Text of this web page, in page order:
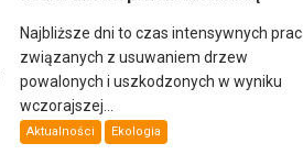
Najbliższe dni to czas intensywnych prac
związanych z usuwaniem drzew
powalonych i uszkodzonych w wyniku
wczorajszej...
Aktualności Ekologia